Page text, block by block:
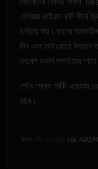
এশিয়ায় ভাইরাল চার্ট শীর্ষে
ছাড়িয়ে যায়। তাদের
চীন এবং তাইওয়ানে উৎসবে
লেবেল মডার্ন স্কাইয়ের
শো'র প্রথম পর্বটি এবেমায়
যাবে।
উৎস: PR Timesvia